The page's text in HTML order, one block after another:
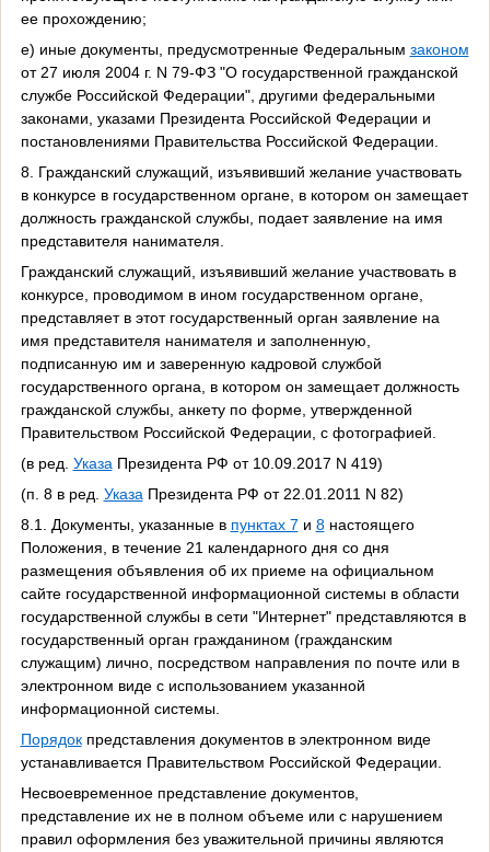
ее прохождению;
е) иные документы, предусмотренные Федеральным законом
от 27 июля 2004 г. N 79-ФЗ "О государственной гражданской
службе Российской Федерации", другими федеральными
законами, указами Президента Российской Федерации и
постановлениями Правительства Российской Федерации.
8. Гражданский служащий, изъявивший желание участвовать
в конкурсе в государственном органе, в котором он замещает
должность гражданской службы, подает заявление на имя
представителя нанимателя.
Гражданский служащий, изъявивший желание участвовать в
конкурсе, проводимом в ином государственном органе,
представляет в этот государственный орган заявление на
имя представителя нанимателя и заполненную,
подписанную им и заверенную кадровой службой
государственного органа, в котором он замещает должность
гражданской службы, анкету по форме, утвержденной
Правительством Российской Федерации, с фотографией.
(в ред. УказаПрезидента РФ от 10.09.2017 N 419)
(п. 8 в ред. УказаПрезидента РФ от 22.01.2011 N 82)
8.1. Документы, указанные в пунктах 7 и 8настоящего
Положения, в течение 21 календарного дня со дня
размещения объявления об их приеме на официальном
сайте государственной информационной системы в области
государственной службы в сети "Интернет" представляются в
государственный орган гражданином (гражданским
служащим) лично, посредством направления по почте или в
электронном виде с использованием указанной
информационной системы.
Порядокпредставления документов в электронном виде
устанавливается Правительством Российской Федерации.
Несвоевременное представление документов,
представление их не в полном объеме или с нарушением
правил оформления без уважительной причины являются